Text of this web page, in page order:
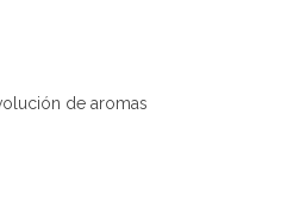
de aromas